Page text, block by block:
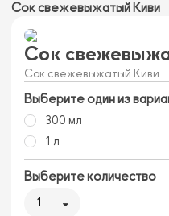
Сок свежевыжатый Киви
Сок
Сок свежевыжатый Киви
Выберите один из
300 мл
1 л
Выберите количество
1